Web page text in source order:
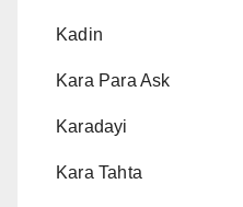
Kadin
Kara Para Ask
Karadayi
Kara Tahta